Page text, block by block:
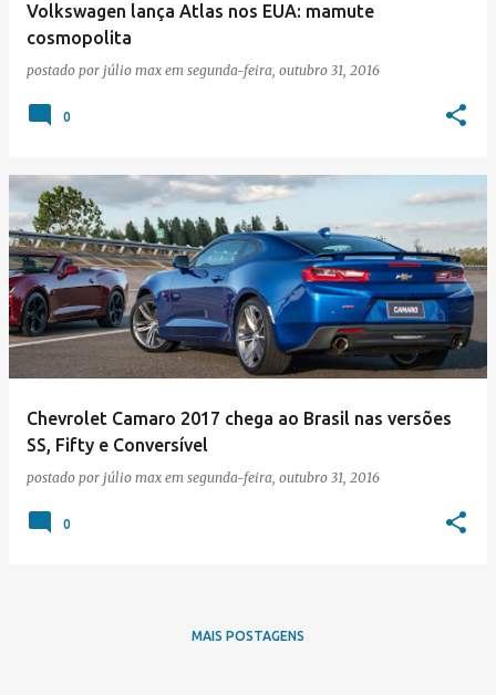
Volkswagen lança Atlas nos EUA: mamute
cosmopolita
postado por júlio max em segunda-feira, outubro 31, 2016
0
Chevrolet Camaro 2017 chega ao Brasil nas versões
SS, Fifty e Conversível
postado por júlio max em segunda-feira, outubro 31, 2016
0
MAIS POSTAGENS